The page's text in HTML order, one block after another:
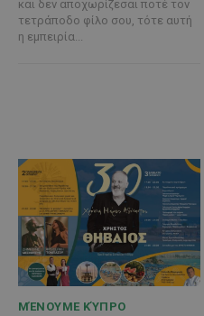
και δεν αποχωρίζεσαι ποτέ τον
τετράποδο φίλο σου, τότε αυτή
η εμπειρία...
ΜΈΝΟΥΜΕ ΚΎΠΡΟ